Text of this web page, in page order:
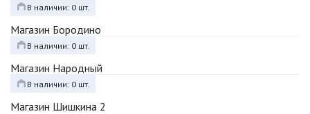
В наличии: 0 шт.
Магазин Бородино
В наличии: 0 шт.
Магазин Народный
В наличии: 0 шт.
Магазин Шишкина 2